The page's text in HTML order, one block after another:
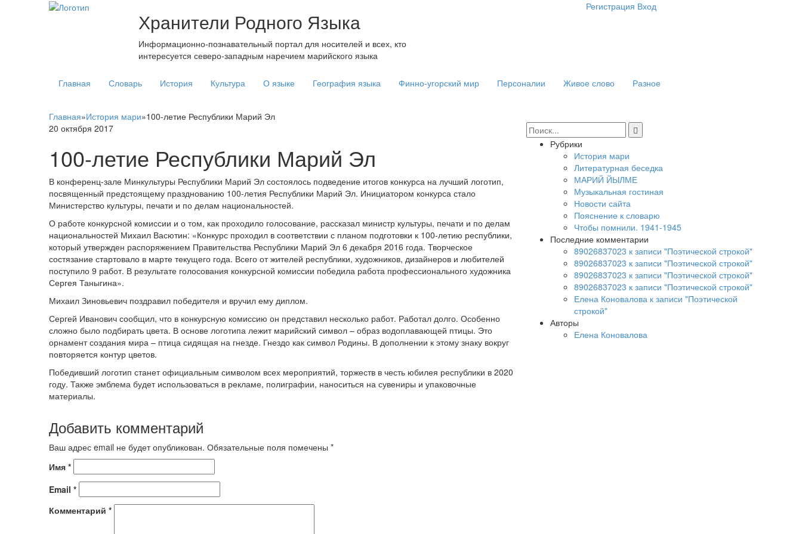
Регистрация Вход
Хранители Родного Языка
Информационно-познавательный портал для носителей и всех, кто
интересуется северо-западным наречием марийского языка
Главная Словарь История Культура О языке География языка Финно-угорский мир Персоналии Живое слово Разное
Главная»История мари»100-летие Республики Марий Эл
Рубрики
История мари
Литературная беседка
МАРИЙ ЙЫЛМЕ
Музыкальная гостиная
Новости сайта
Пояснение к словарю
Чтобы помнили. 1941-1945
Последние комментарии
89026837023 к записи "Поэтической строкой"
89026837023 к записи "Поэтической строкой"
89026837023 к записи "Поэтической строкой"
89026837023 к записи "Поэтической строкой"
Елена Коновалова к записи "Поэтической
строкой"
Авторы
Елена Коновалова
20 октября 2017
100-летие Республики Марий Эл
В конференц-зале Минкультуры Республики Марий Эл состоялось подведение итогов конкурса на лучший логотип,
посвященный предстоящему празднованию 100-летия Республики Марий Эл. Инициатором конкурса стало
Министерство культуры, печати и по делам национальностей.
О работе конкурсной комиссии и о том, как проходило голосование, рассказал министр культуры, печати и по делам
национальностей Михаил Васютин: «Конкурс проходил в соответствии с планом подготовки к 100-летию республики,
который утвержден распоряжением Правительства Республики Марий Эл 6 декабря 2016 года. Творческое
состязание стартовало в марте текущего года. Всего от жителей республики, художников, дизайнеров и любителей
поступило 9 работ. В результате голосования конкурсной комиссии победила работа профессионального художника
Сергея Таныгина».
Михаил Зиновьевич поздравил победителя и вручил ему диплом.
Сергей Иванович сообщил, что в конкурсную комиссию он представил несколько работ. Работал долго. Особенно
сложно было подбирать цвета. В основе логотипа лежит марийский символ – образ водоплавающей птицы. Это
орнамент создания мира – птица сидящая на гнезде. Гнездо как символ Родины. В дополнении к этому знаку вокруг
повторяется контур цветов.
Победивший логотип станет официальным символом всех мероприятий, торжеств в честь юбилея республики в 2020
году. Также эмблема будет использоваться в рекламе, полиграфии, наноситься на сувениры и упаковочные
материалы.
Добавить комментарий
Ваш адрес email не будет опубликован. Обязательные поля помечены *
Имя *
Email *
Комментарий *